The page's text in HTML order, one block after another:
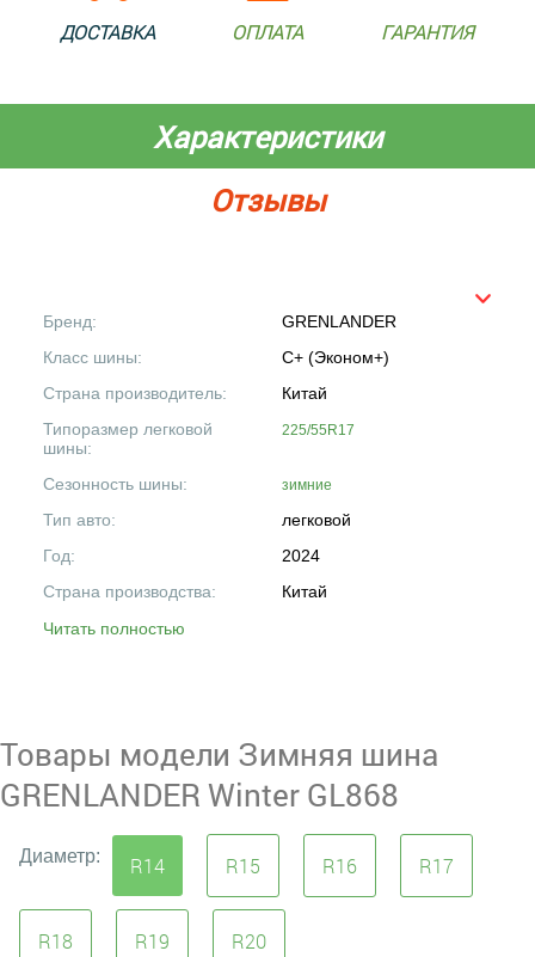
ДОСТАВКА ОПЛАТА ГАРАНТИЯ
Характеристики
Отзывы
Бренд:
GRENLANDER
Класс шины:
C+ (Эконом+)
Страна производитель:
Китай
Типоразмер легковой
шины:
225/55R17
Сезонность шины: зимние
Тип авто:
легковой
Год:
2024
Страна производства:
Китай
Читать полностью
Товары модели Зимняя шина
GRENLANDER Winter GL868
Диаметр: R14 R15 R16 R17
R18 R19 R20